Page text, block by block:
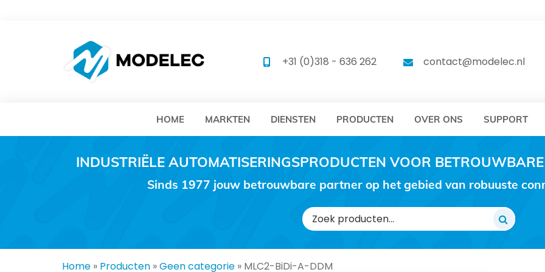
MODELEC MODELEC
+31 (0)318 - 636 262 contact@modelec.nl
HOME MARKTEN DIENSTEN PRODUCTEN OVER ONS SUPPORT
INDUSTRIËLE AUTOMATISERINGSPRODUCTEN VOOR
Sinds 1977 jouw betrouwbare partner op het gebied van robuuste
Zoeken
naar:
Home » Producten »Geen categorie » MLC2-BiDi-A-DDM